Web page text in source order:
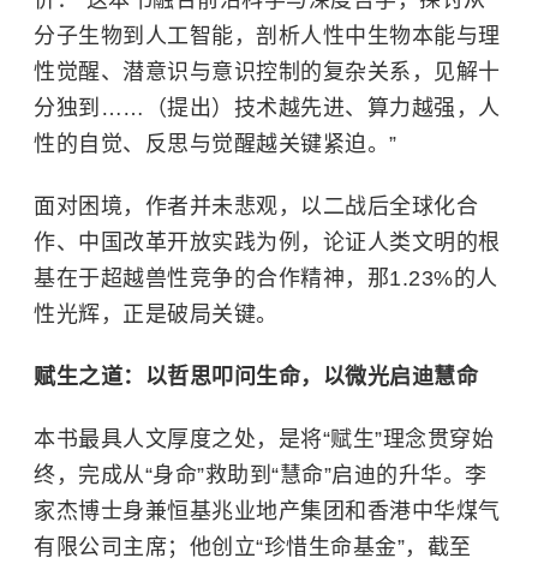
分子生物到人工智能，剖析人性中生物本能与理
性觉醒、潜意识与意识控制的复杂关系，见解十
分独到……（提出）技术越先进、算力越强，人
性的自觉、反思与觉醒越关键紧迫。”
面对困境，作者并未悲观，以二战后全球化合
作、中国改革开放实践为例，论证人类文明的根
基在于超越兽性竞争的合作精神，那1.23%的人
性光辉，正是破局关键。
赋生之道：以哲思叩问生命，以微光启迪慧命
本书最具人文厚度之处，是将“赋生”理念贯穿始
终，完成从“身命”救助到“慧命”启迪的升华。李
家杰博士身兼恒基兆业地产集团和香港中华煤气
有限公司主席；他创立“珍惜生命基金”，截至